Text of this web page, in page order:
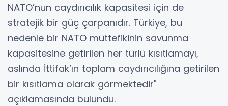
NATO’nun caydırıcılık kapasitesi için de
stratejik bir güç çarpanıdır. Türkiye, bu
nedenle bir NATO müttefikinin savunma
kapasitesine getirilen her türlü kısıtlamayı,
aslında İttifak’ın toplam caydırıcılığına getirilen
bir kısıtlama olarak görmektedir"
açıklamasında bulundu.